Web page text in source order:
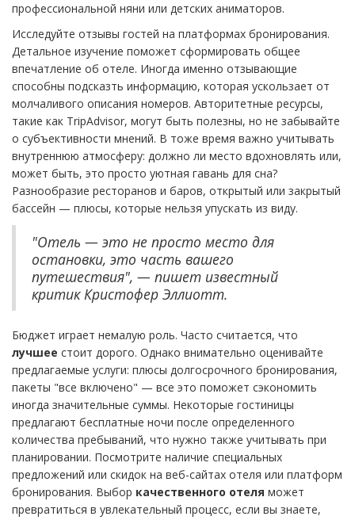
профессиональной няни или детских аниматоров.
Исследуйте отзывы гостей на платформах бронирования.
Детальное изучение поможет сформировать общее
впечатление об отеле. Иногда именно отзывающие
способны подсказть информацию, которая ускользает от
молчаливого описания номеров. Авторитетные ресурсы,
такие как TripAdvisor, могут быть полезны, но не забывайте
о субъективности мнений. В тоже время важно учитывать
внутреннюю атмосферу: должно ли место вдохновлять или,
может быть, это просто уютная гавань для сна?
Разнообразие ресторанов и баров, открытый или закрытый
бассейн — плюсы, которые нельзя упускать из виду.
"Отель — это не просто место для
остановки, это часть вашего
путешествия", — пишет известный
критик Кристофер Эллиотт.
Бюджет играет немалую роль. Часто считается, что
лучшее стоит дорого. Однако внимательно оценивайте
предлагаемые услуги: плюсы долгосрочного бронирования,
пакеты "все включено" — все это поможет сэкономить
иногда значительные суммы. Некоторые гостиницы
предлагают бесплатные ночи после определенного
количества пребываний, что нужно также учитывать при
планировании. Посмотрите наличие специальных
предложений или скидок на веб-сайтах отеля или платформ
бронирования. Выбор качественного отеля может
превратиться в увлекательный процесс, если вы знаете,